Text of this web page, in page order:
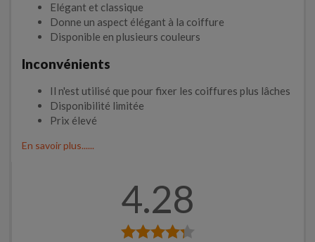
Elégant et classique
Donne un aspect élégant à la coiffure
Disponible en plusieurs couleurs
Inconvénients
Il n'est utilisé que pour fixer les coiffures plus lâches
Disponibilité limitée
Prix élevé
En savoir plus......
4.28